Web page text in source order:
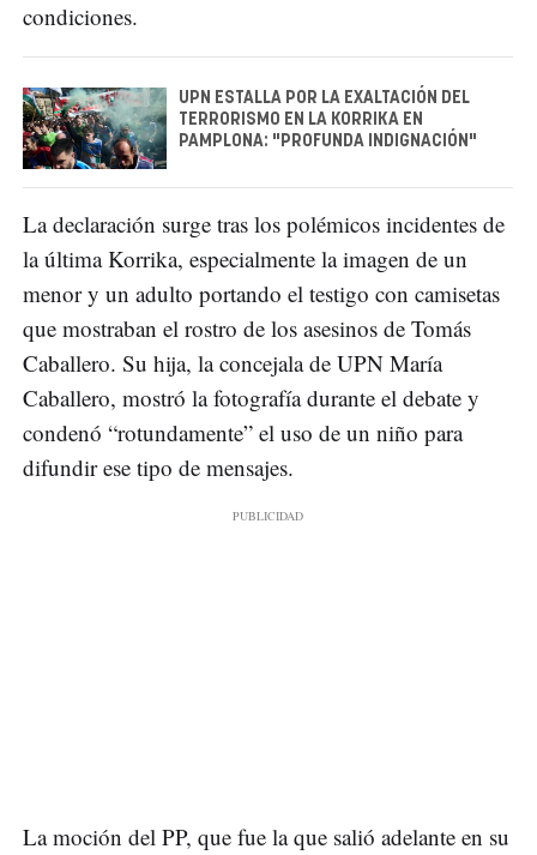
condiciones.
UPN ESTALLA POR LA EXALTACIÓN DEL
TERRORISMO EN LA KORRIKA EN
PAMPLONA: "PROFUNDA INDIGNACIÓN"
La declaración surge tras los polémicos incidentes de
la última Korrika, especialmente la imagen de un
menor y un adulto portando el testigo con camisetas
que mostraban el rostro de los asesinos de Tomás
Caballero. Su hija, la concejala de UPN María
Caballero, mostró la fotografía durante el debate y
condenó “rotundamente” el uso de un niño para
difundir ese tipo de mensajes.
La moción del PP, que fue la que salió adelante en su